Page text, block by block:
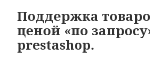
Поддержка
ценой «по
prestashop.